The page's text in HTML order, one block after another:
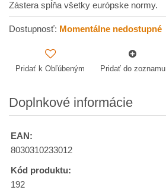
Zástera spĺňa všetky európske normy.
Dostupnosť: Momentálne nedostupné
Pridať k Obľúbeným Pridať do zoznamu
Doplnkové informácie
EAN:
8030310233012
Kód produktu:
192